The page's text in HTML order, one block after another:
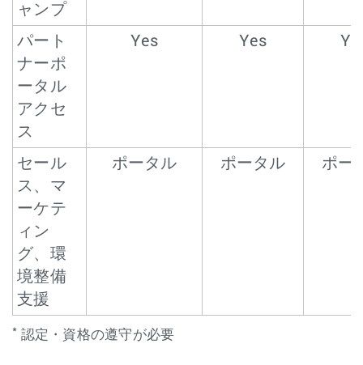
ャンプ
パート
ナーポ
ータル
アクセ
ス
Yes Yes
セール
ス、マ
ーケテ
ィン
グ、環
境整備
支援
ポータル ポータル ポー
* 認定・資格の遵守が必要